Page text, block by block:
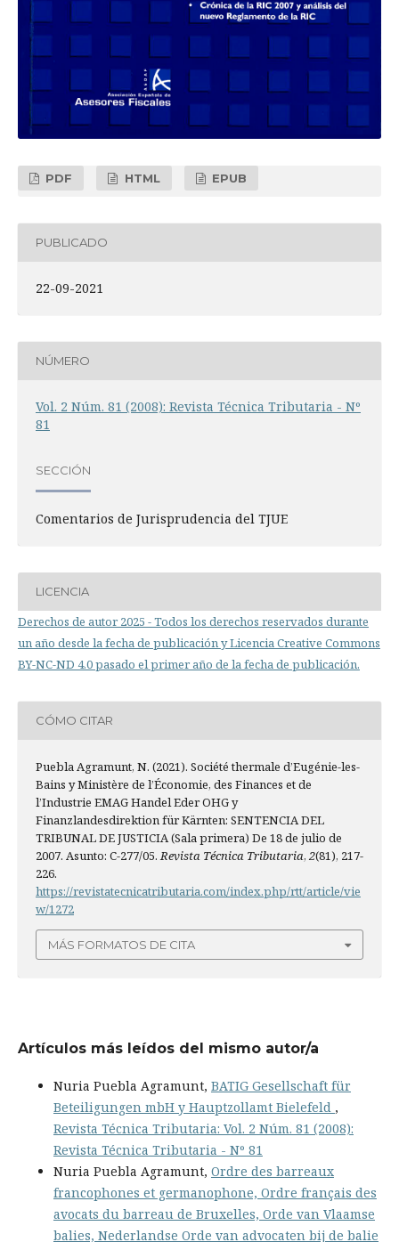
PDF HTML EPUB
PUBLICADO
22-09-2021
NÚMERO
Vol. 2 Núm. 81 (2008): Revista Técnica Tributaria - Nº
81
SECCIÓN
Comentarios de Jurisprudencia del TJUE
LICENCIA
Derechos de autor 2025 - Todos los derechos reservados durante
un año desde la fecha de publicación y Licencia Creative Commons
BY-NC-ND 4.0 pasado el primer año de la fecha de publicación.
CÓMO CITAR
Puebla Agramunt, N. (2021). Société thermale d’Eugénie-les-
Bains y Ministère de l’Économie, des Finances et de
l’Industrie EMAG Handel Eder OHG y
Finanzlandesdirektion für Kärnten: SENTENCIA DEL
TRIBUNAL DE JUSTICIA (Sala primera) De 18 de julio de
2007. Asunto: C-277/05.Revista Técnica Tributaria, 2(81), 217-
226.
https://revistatecnicatributaria.com/index.php/rtt/article/vie
w/1272
MÁS FORMATOS DE CITA
Artículos más leídos del mismo autor/a
Nuria Puebla Agramunt, BATIG Gesellschaft für
Beteiligungen mbH y Hauptzollamt Bielefeld ,
Revista Técnica Tributaria: Vol. 2 Núm. 81 (2008):
Revista Técnica Tributaria - Nº 81
Nuria Puebla Agramunt, Ordre des barreaux
francophones et germanophone, Ordre français des
avocats du barreau de Bruxelles, Orde van Vlaamse
balies, Nederlandse Orde van advocaten bij de balie